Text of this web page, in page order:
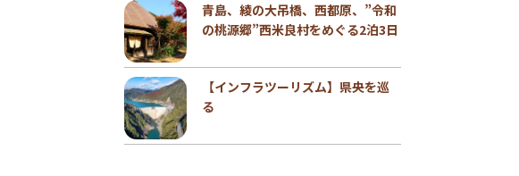
青島、綾の大吊橋、西都原、”令和
の桃源郷”西米良村をめぐる2泊3日
【インフラツーリズム】県央を巡
る